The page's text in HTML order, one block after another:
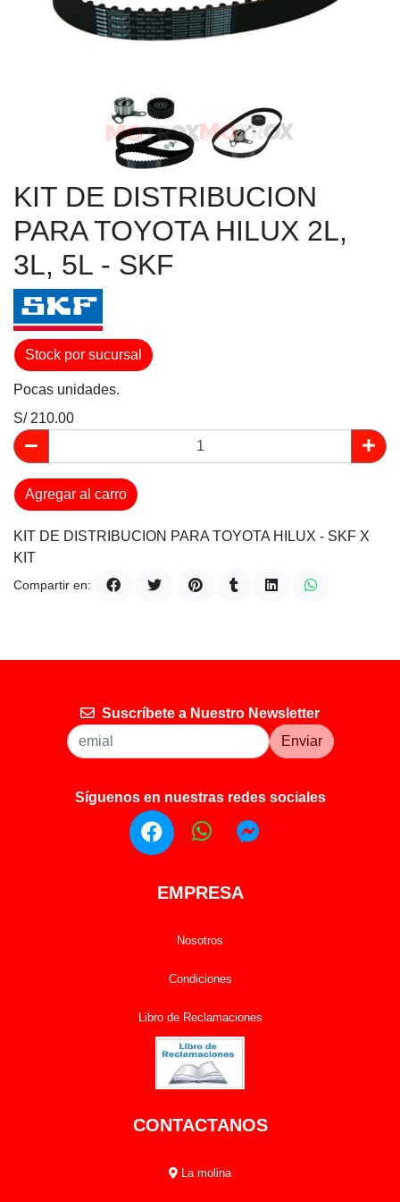
KIT DE DISTRIBUCION
PARA TOYOTA HILUX 2L,
3L, 5L - SKF
Stock por sucursal
Pocas unidades.
S/ 210.00
Agregar al carro
KIT DE DISTRIBUCION PARA TOYOTA HILUX - SKF X
KIT
Compartir en:
Suscríbete a Nuestro Newsletter
Enviar
Síguenos en nuestras redes sociales
EMPRESA
Nosotros
Condiciones
Libro de Reclamaciones
CONTACTANOS
La molina